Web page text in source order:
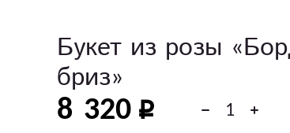
Букет из розы
бриз»
8 320